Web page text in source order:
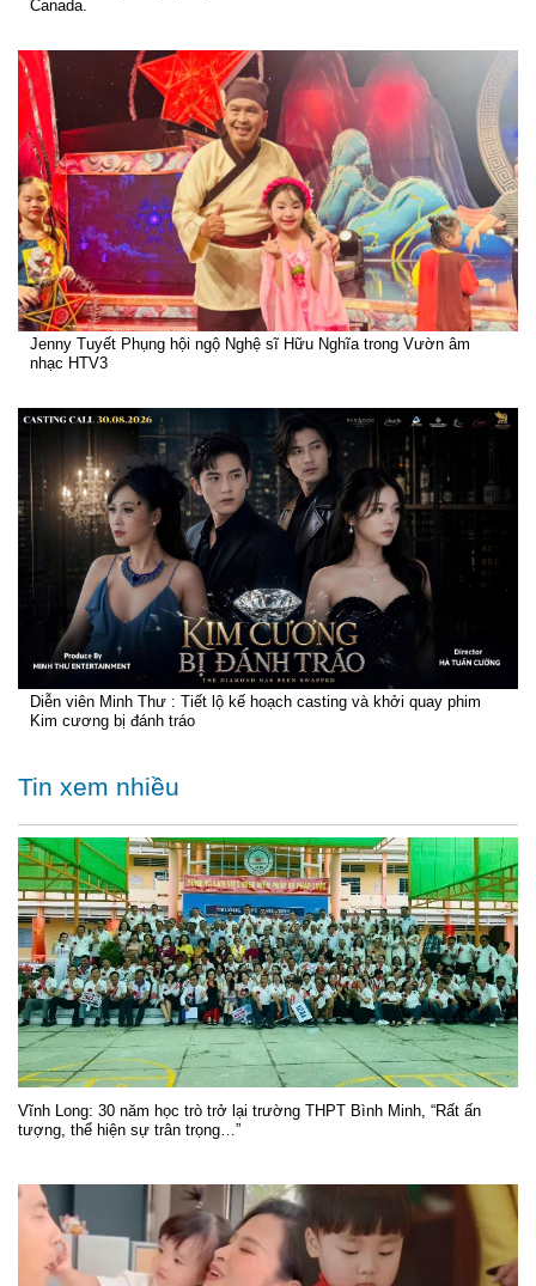
Canada.
Jenny Tuyết Phụng hội ngộ Nghệ sĩ Hữu Nghĩa trong Vườn âm
nhạc HTV3
Diễn viên Minh Thư : Tiết lộ kế hoạch casting và khởi quay phim
Kim cương bị đánh tráo
Tin xem nhiều
Vĩnh Long: 30 năm học trò trở lại trường THPT Bình Minh, “Rất ấn
tượng, thể hiện sự trân trọng…”